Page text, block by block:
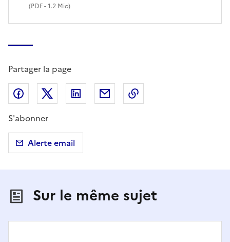
(PDF- 1.2 Mio)
Partager la page
Partager sur Facebook
Partager sur X (anciennement Twitter)
Partager sur LinkedIn
Partager par email
S'abonner
Alerte email
Sur le même sujet